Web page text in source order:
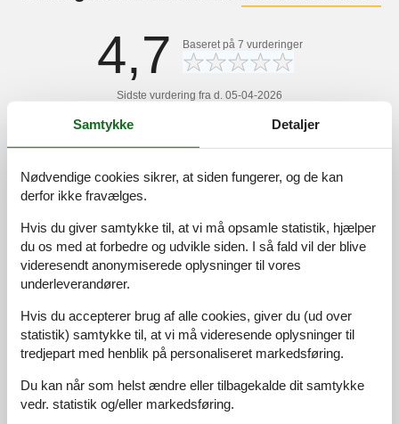
4,7 Baseret på 7 vurderinger
Sidste vurdering fra d. 05-04-2026
1
3 vurderinger har kommentarer på dansk.
4 voksne
0 0 7
indgang med morgensol og to terrasser foran imod
havnebassinet med eftermiddags- og aftenssol.
Lys, dejlig, praktisk, og skøn beliggenhed
Samtykke Detaljer
Nødvendige cookies sikrer, at siden fungerer, og de kan
derfor ikke fravælges.
Hvis du giver samtykke til, at vi må opsamle statistik, hjælper
du os med at forbedre og udvikle siden. I så fald vil der blive
videresendt anonymiserede oplysninger til vores
underleverandører.
Hvis du accepterer brug af alle cookies, giver du (ud over
statistik) samtykke til, at vi må videresende oplysninger til
tredjepart med henblik på personaliseret markedsføring.
Du kan når som helst ændre eller tilbagekalde dit samtykke
vedr. statistik og/eller markedsføring.